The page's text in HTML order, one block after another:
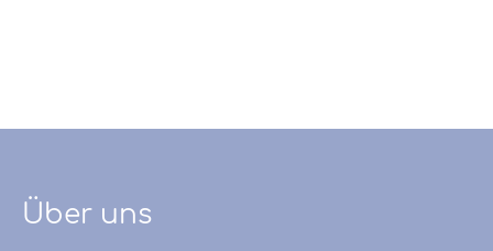
Über uns